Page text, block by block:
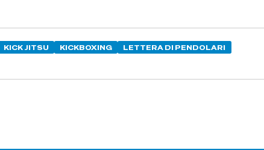
KICK JITSU KICKBOXING
LETTERA DI PENDOLARI